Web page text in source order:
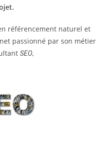
référencement naturel et
passionné par son métier
SEO,